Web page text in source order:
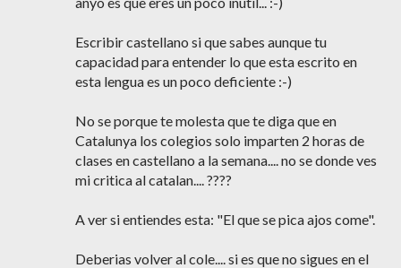
Escribir castellano si que sabes aunque tu
capacidad para entender lo que esta escrito en
esta lengua es un poco deficiente :-)
No se porque te molesta que te diga que en
Catalunya los colegios solo imparten 2 horas de
clases en castellano a la semana.... no se donde ves
mi critica al catalan.... ????
A ver si entiendes esta: "El que se pica ajos come".
Deberias volver al cole.... si es que no sigues en el